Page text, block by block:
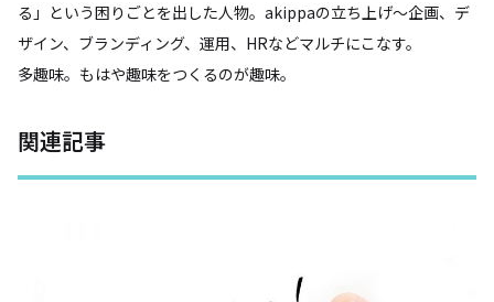
る」という困りごとを出した人物。akippaの立ち上げ〜企画、デ
ザイン、ブランディング、運用、HRなどマルチにこなす。
多趣味。もはや趣味をつくるのが趣味。
関連記事